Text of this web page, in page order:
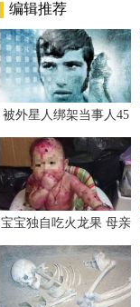
编辑推荐
被外星人绑架当事人45
斯卡古拉事件
宝宝独自吃火龙果 母亲